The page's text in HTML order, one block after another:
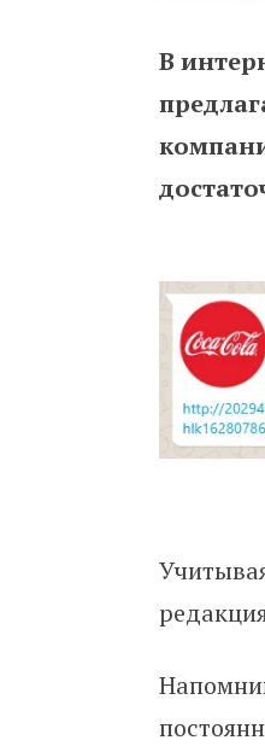
В